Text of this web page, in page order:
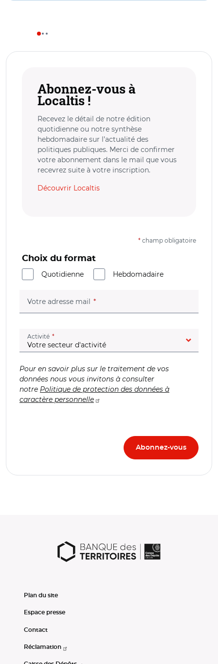
Abonnez-vous à
Localtis !
Recevez le détail de notre édition
quotidienne ou notre synthèse
hebdomadaire sur l’actualité des
politiques publiques. Merci de confirmer
votre abonnement dans le mail que vous
recevrez suite à votre inscription.
Découvrir Localtis
* champ obligatoire
Choix du format
Quotidienne
Hebdomadaire
Votre adresse mail (champ obligatoire)
Activité (champ obligatoire)
Pour en savoir plus sur le traitement de vos
données nous vous invitons à consulter
notre Politique de protection des données à
caractère personnelle
Plan du site
Espace presse
Contact
Réclamation